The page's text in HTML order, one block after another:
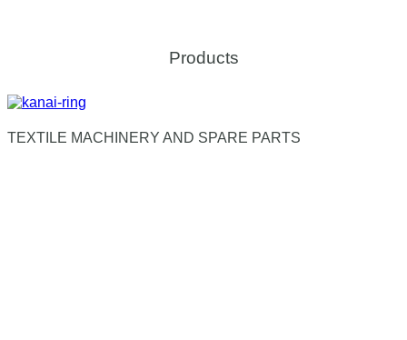
Products
TEXTILE MACHINERY AND SPARE PARTS